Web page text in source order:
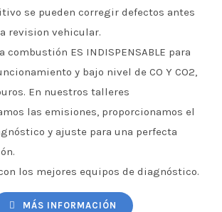
se pueden corregir defectos antes
revision vehicular.
combustión ES INDISPENSABLE para
y bajo nivel de CO Y CO2,
En nuestros talleres
las emisiones, proporcionamos el
y ajuste para una perfecta
los mejores equipos de diagnóstico.
MÁS INFORMACIÓN